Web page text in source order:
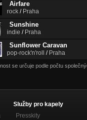
Airfare
rock / Praha
Sunshine
indie / Praha
Sunflower Caravan
pop-rock'n'roll / Praha
se určuje podle počtu
Služby pro kapely
Presskity